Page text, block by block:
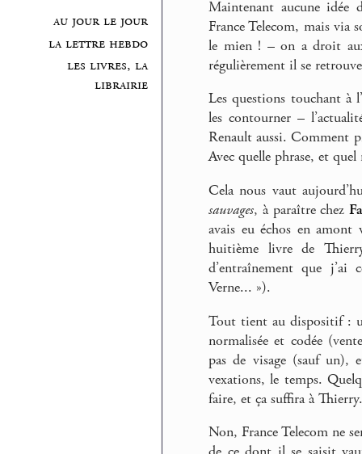
au jour le jour
la lettre hebdo
les livres, la
librairie
Maintenant aucune idée
France Telecom, mais via
le mien ! – on a droit
régulièrement il se
Les questions touchant à
les contourner –
Renault aussi. Comment
Avec quelle phrase, et quel
Cela nous vaut
sauvages, à paraître chez
avais eu échos en
huitième livre de
d’entraînement que
Verne... »).
Tout tient au dispositif :
normalisée et codée
pas de visage (sauf
vexations, le temps.
faire, et ça suffira à Thierry.
Non, France Telecom ne